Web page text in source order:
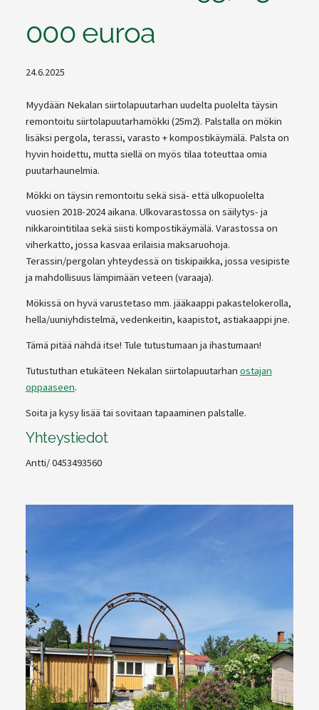
000 euroa
24.6.2025
Myydään Nekalan siirtolapuutarhan uudelta puolelta täysin
remontoitu siirtolapuutarhamökki (25m2). Palstalla on mökin
lisäksi pergola, terassi, varasto + kompostikäymälä. Palsta on
hyvin hoidettu, mutta siellä on myös tilaa toteuttaa omia
puutarhaunelmia.
Mökki on täysin remontoitu sekä sisä- että ulkopuolelta
vuosien 2018-2024 aikana. Ulkovarastossa on säilytys- ja
nikkarointitilaa sekä siisti kompostikäymälä. Varastossa on
viherkatto, jossa kasvaa erilaisia maksaruohoja.
Terassin/pergolan yhteydessä on tiskipaikka, jossa vesipiste
ja mahdollisuus lämpimään veteen (varaaja).
Mökissä on hyvä varustetaso mm. jääkaappi pakastelokerolla,
hella/uuniyhdistelmä, vedenkeitin, kaapistot, astiakaappi jne.
Tämä pitää nähdä itse! Tule tutustumaan ja ihastumaan!
Tutustuthan etukäteen Nekalan siirtolapuutarhan ostajan
oppaaseen.
Soita ja kysy lisää tai sovitaan tapaaminen palstalle.
Yhteystiedot
Antti/ 0453493560